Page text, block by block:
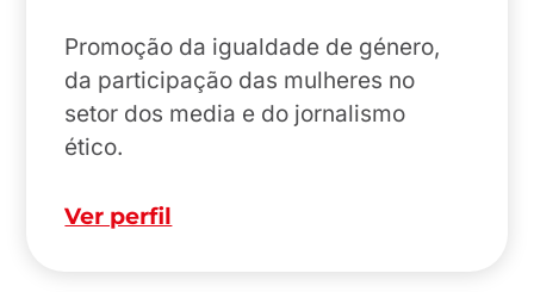
Promoção da igualdade de género,
da participação das mulheres no
setor dos media e do jornalismo
ético.
Ver perfil